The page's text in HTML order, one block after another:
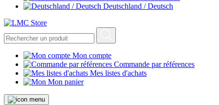
Deutschland / Deutsch
Mon compte
Commande par références
Mes listes d'achats
Mon panier